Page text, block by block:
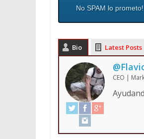
No SPAM lo prometo!
Bio Latest Posts
CEO |